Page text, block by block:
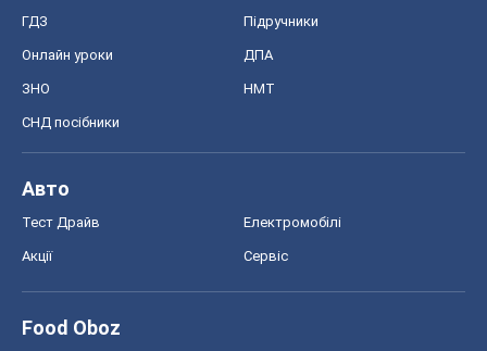
ГДЗ Підручники
Онлайн уроки ДПА
ЗНО НМТ
СНД посібники
Авто
Тест Драйв Електромобілі
Акції Сервіс
Food Oboz